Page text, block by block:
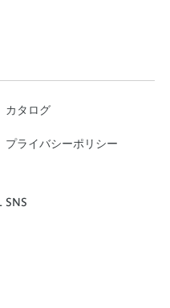
カタログ
プライバシーポリシー
SNS